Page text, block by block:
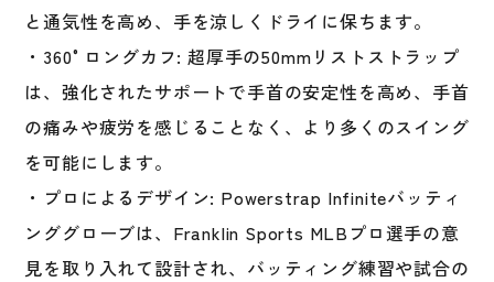
球
大
人
一
般
レ
20771
個
と通気性を高め、手を涼しくドライに保ちます。
・360°ロングカフ: 超厚手の50mmリストストラップ
は、強化されたサポートで手首の安定性を高め、手首
の痛みや疲労を感じることなく、より多くのスイング
を可能にします。
・プロによるデザイン: Powerstrap Infiniteバッティ
ンググローブは、Franklin Sports MLBプロ選手の意
見を取り入れて設計され、バッティング練習や試合の